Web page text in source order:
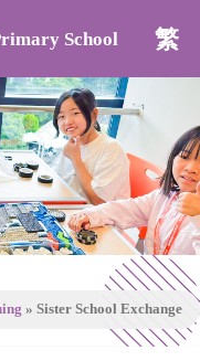
School 繁
» Sister School Exchange